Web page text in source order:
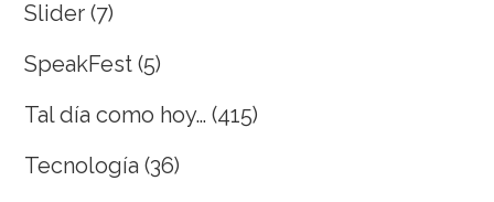
Slider (7)
SpeakFest (5)
Tal día como hoy… (415)
Tecnología (36)